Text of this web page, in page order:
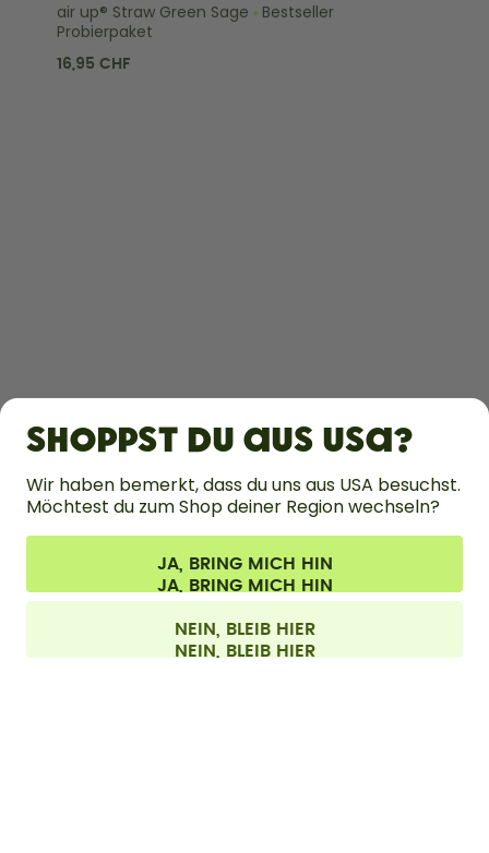
air up® Straw Green Sage
Bestseller
Probierpaket
16,95 CHF
KONTAKT
Cookie-Einstellungen AGB Datenschutz
Alle Preise sind inklusive Mehrwertsteuer und zzgl. Versandkosten.
Shoppst du aus USA?
Wir haben bemerkt, dass du uns aus USA besuchst.
Möchtest du zum Shop deiner Region wechseln?
JA, BRING MICH HIN
NEIN, BLEIB HIER